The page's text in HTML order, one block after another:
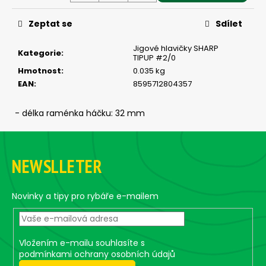
Kategorie:
Jigové hlavičky SHARP
TIPUP #2/0
Hmotnost:
0.035 kg
EAN: 8595712804357
Zeptat se Sdílet
- délka raménka háčku: 32 mm
o
p
u
č
u
e
ČIHÁTKO
PRUT
30
MM
31
Kč
Z
NEWSLLETER
Novinky a tipy pro rybáře e-mailem
Vložením e-mailu souhlasíte s
podmínkami ochrany osobních údajů